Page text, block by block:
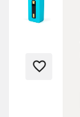
favorite_border